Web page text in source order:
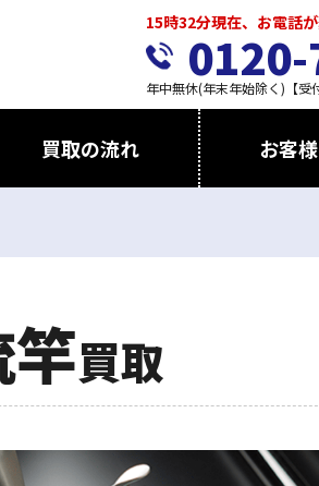
15時32分現在、お電話
年中無休(年末年始除く)【受
買取の流れ お客
買取